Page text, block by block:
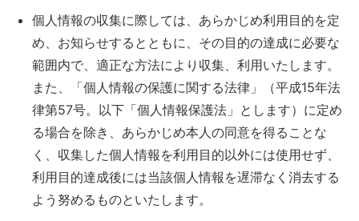
個人情報の収集に際しては、あらかじめ利用目的を定
め、お知らせするとともに、その目的の達成に必要な
範囲内で、適正な方法により収集、利用いたします。
また、「個人情報の保護に関する法律」（平成15年法
律第57号。以下「個人情報保護法」とします）に定め
る場合を除き、あらかじめ本人の同意を得ることな
く、収集した個人情報を利用目的以外には使用せず、
利用目的達成後には当該個人情報を遅滞なく消去する
よう努めるものといたします。